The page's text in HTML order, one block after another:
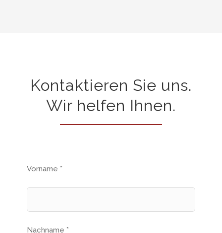
Kontaktieren Sie uns.
Wir helfen Ihnen.
Vorname *
Nachname *